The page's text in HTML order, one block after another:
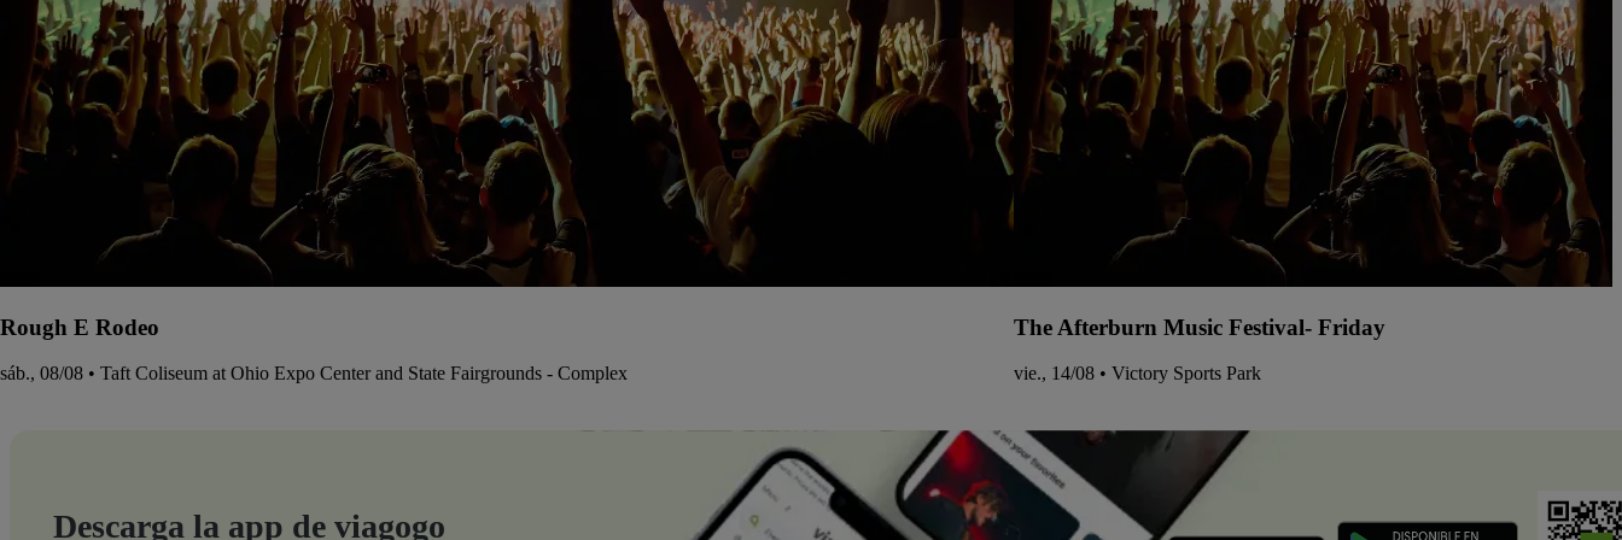
Rough E Rodeo
sáb., 08/08 • Taft Coliseum at Ohio Expo Center and State Fairgrounds - Complex
The Afterburn Music Festival- Friday
vie., 14/08 • Victory Sports Park
Descarga la app de viagogo